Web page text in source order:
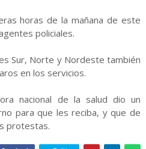
horas de la mañana de este
policiales.
Sur, Norte y Nordeste también
en los servicios.
nacional de la salud dio un
para que les reciba, y que de
protestas.